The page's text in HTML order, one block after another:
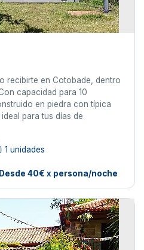
recibirte en Cotobade, dentro
capacidad para 10
en piedra con típica
para tus días de
1 unidades
Desde 40€ x persona/noche